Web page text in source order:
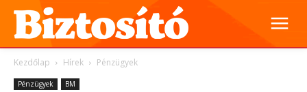
Kezdőlap Hírek Pénzügyek
Pénzügyek BM